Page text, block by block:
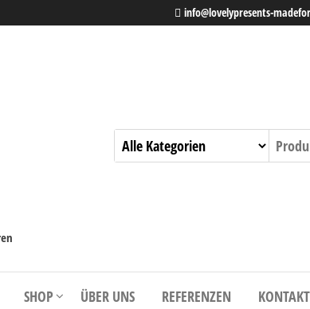
info@lovelypresents-
SHOP ÜBER UNS REFERENZEN KONTAKT